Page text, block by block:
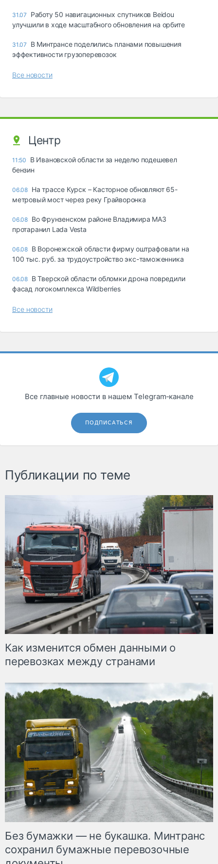
31.07
Работу 50 навигационных спутников Beidou
улучшили в ходе масштабного обновления на орбите
31.07
В Минтрансе поделились планами повышения
эффективности грузоперевозок
Все новости
Центр
11:50
В Ивановской области за неделю подешевел
бензин
06.08 На трассе Курск – Касторное обновляют 65-
метровый мост через реку Грайворонка
06.08 Во Фрунзенском районе Владимира МАЗ
протаранил Lada Vesta
06.08 В Воронежской области фирму оштрафовали на
100 тыс. руб. за трудоустройство экс-таможенника
06.08 В Тверской области обломки дрона повредили
фасад логокомплекса Wildberries
Все новости
Все главные новости в нашем Telegram‑канале
ПОДПИСАТЬСЯ
Публикации по теме
Как изменится обмен данными о
перевозках между странами
Без бумажки — не букашка. Минтранс
сохранил бумажные перевозочные